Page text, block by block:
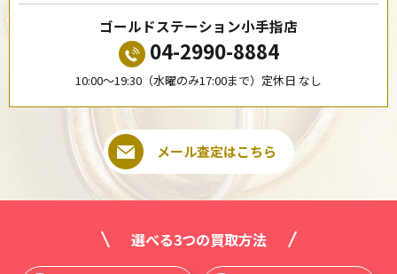
ゴールドステーション小手指店
04-2990-8884
10:00〜19:30（水曜のみ17:00まで）定休日 なし
メール査定はこちら
選べる3つの買取方法